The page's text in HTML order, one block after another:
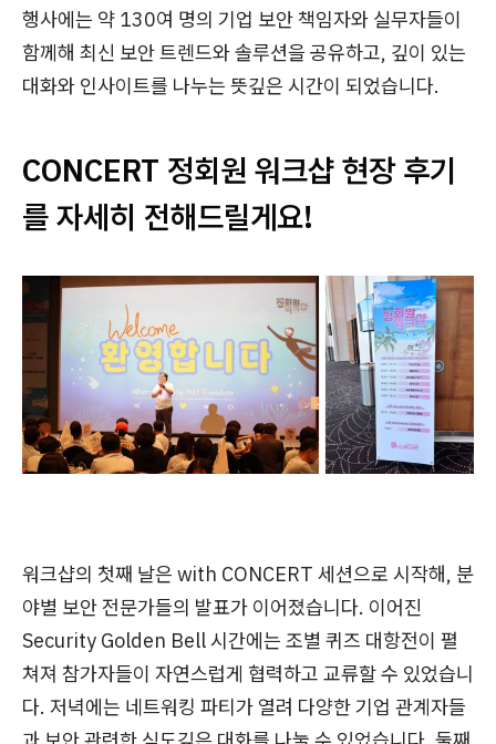
행사에는 약 130여 명의 기업 보안 책임자와 실무자들이
함께해 최신 보안 트렌드와 솔루션을 공유하고, 깊이 있는
대화와 인사이트를 나누는 뜻깊은 시간이 되었습니다.
CONCERT 정회원 워크샵 현장 후기
를 자세히 전해드릴게요!
워크샵의 첫째 날은 with CONCERT 세션으로 시작해, 분
야별 보안 전문가들의 발표가 이어졌습니다. 이어진
Security Golden Bell 시간에는 조별 퀴즈 대항전이 펼
쳐져 참가자들이 자연스럽게 협력하고 교류할 수 있었습니
다. 저녁에는 네트워킹 파티가 열려 다양한 기업 관계자들